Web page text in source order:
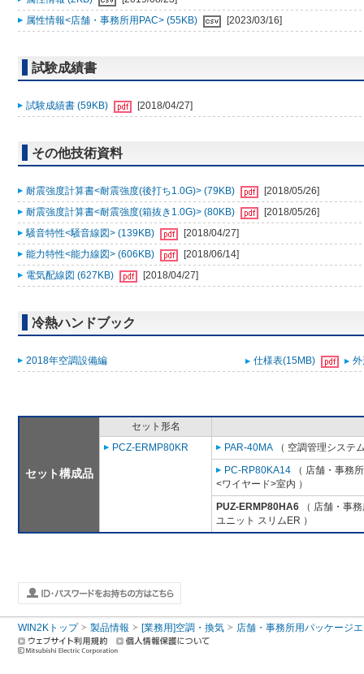
属性情報<店舗・事務所用PAC> (55KB)
[2023/03/16]
試験成績書
試験成績書 (59KB) [2018/04/27]
その他技術資料
耐震強度計算書<耐震強度(後打ち1.0G)> (79KB)
[2018/05/26]
耐震強度計算書<耐震強度(箱抜き1.0G)> (80KB)
[2018/05/26]
騒音特性<騒音線図> (139KB)
[2018/04/27]
能力特性<能力線図> (606KB)
[2018/06/14]
電気配線図 (627KB)
[2018/04/27]
冷熱ハンドブック
2018年空調設備編 仕様表(15MB)
セット構成品
セット形名
PCZ-ERMP80KR
PAR-40MA （ 空調管理システ
PC-RP80KA14 （ 店舗・事務
<ワイヤード>室内 ）
PUZ-ERMP80HA6 （ 店舗・事
ユニット スリムER ）
WIN2Kトップ 製品情報 [業務用]空調・換気 店舗・事務所用パッケージ